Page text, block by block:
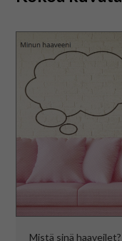
Mistä sinä